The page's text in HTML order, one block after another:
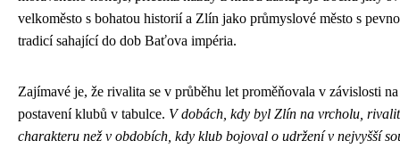
velkoměsto s bohatou historií a Zlín jako průmyslové město s
tradicí sahající do dob Baťova impéria.
Zajímavé je, že rivalita se v průběhu let proměňovala v závislosti
postavení klubů v tabulce. V dobách, kdy byl Zlín na vrcholu,
charakteru než v obdobích, kdy klub bojoval o udržení v nejvyšší